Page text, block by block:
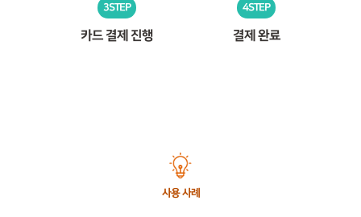
3STEP
카드 결제 진행
4STEP
결제 완료
사용 사례